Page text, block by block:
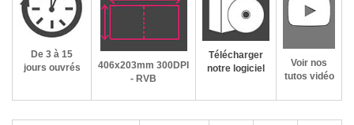
De 3 à 15
jours ouvrés
406x203mm 300DPI
- RVB
Télécharger
notre logiciel
Voir nos
tutos vidéo